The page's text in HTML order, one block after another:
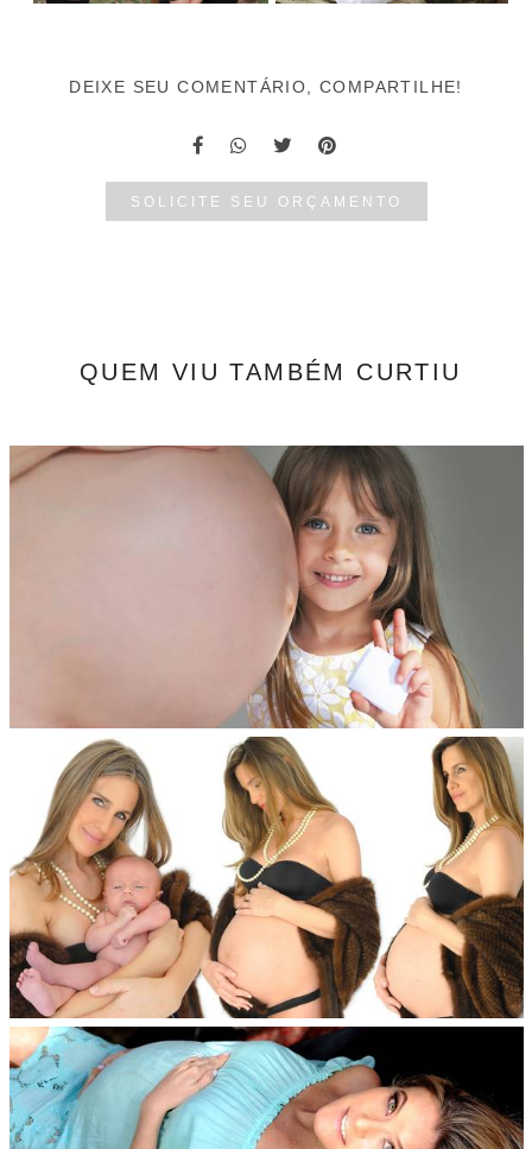
DEIXE SEU COMENTÁRIO, COMPARTILHE!
SOLICITE SEU ORÇAMENTO
QUEM VIU TAMBÉM CURTIU